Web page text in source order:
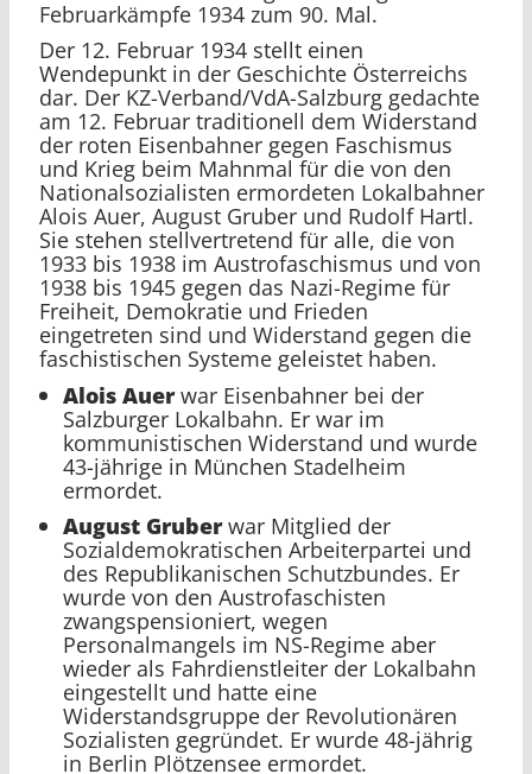
Februarkämpfe 1934 zum 90. Mal.
Der 12. Februar 1934 stellt einen
Wendepunkt in der Geschichte Österreichs
dar. Der KZ-Verband/VdA-Salzburg gedachte
am 12. Februar traditionell dem Widerstand
der roten Eisenbahner gegen Faschismus
und Krieg beim Mahnmal für die von den
Nationalsozialisten ermordeten Lokalbahner
Alois Auer, August Gruber und Rudolf Hartl.
Sie stehen stellvertretend für alle, die von
1933 bis 1938 im Austrofaschismus und von
1938 bis 1945 gegen das Nazi-Regime für
Freiheit, Demokratie und Frieden
eingetreten sind und Widerstand gegen die
faschistischen Systeme geleistet haben.
Alois Auerwar Eisenbahner bei der
Salzburger Lokalbahn. Er war im
kommunistischen Widerstand und wurde
43-jährige in München Stadelheim
ermordet.
August Gruberwar Mitglied der
Sozialdemokratischen Arbeiterpartei und
des Republikanischen Schutzbundes. Er
wurde von den Austrofaschisten
zwangspensioniert, wegen
Personalmangels im NS-Regime aber
wieder als Fahrdienstleiter der Lokalbahn
eingestellt und hatte eine
Widerstandsgruppe der Revolutionären
Sozialisten gegründet. Er wurde 48-jährig
in Berlin Plötzensee ermordet.